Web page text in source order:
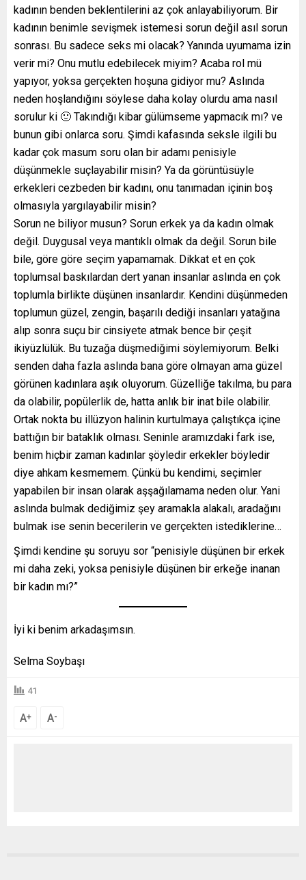
kadının benden beklentilerini az çok anlayabiliyorum. Bir
kadının benimle sevişmek istemesi sorun değil asıl sorun
sonrası. Bu sadece seks mi olacak? Yanında uyumama izin
verir mi? Onu mutlu edebilecek miyim? Acaba rol mü
yapıyor, yoksa gerçekten hoşuna gidiyor mu? Aslında
neden hoşlandığını söylese daha kolay olurdu ama nasıl
sorulur ki 🙂 Takındığı kibar gülümseme yapmacık mı? ve
bunun gibi onlarca soru. Şimdi kafasında seksle ilgili bu
kadar çok masum soru olan bir adamı penisiyle
düşünmekle suçlayabilir misin? Ya da görüntüsüyle
erkekleri cezbeden bir kadını, onu tanımadan içinin boş
olmasıyla yargılayabilir misin?
Sorun ne biliyor musun? Sorun erkek ya da kadın olmak
değil. Duygusal veya mantıklı olmak da değil. Sorun bile
bile, göre göre seçim yapamamak. Dikkat et en çok
toplumsal baskılardan dert yanan insanlar aslında en çok
toplumla birlikte düşünen insanlardır. Kendini düşünmeden
toplumun güzel, zengin, başarılı dediği insanları yatağına
alıp sonra suçu bir cinsiyete atmak bence bir çeşit
ikiyüzlülük. Bu tuzağa düşmediğimi söylemiyorum. Belki
senden daha fazla aslında bana göre olmayan ama güzel
görünen kadınlara aşık oluyorum. Güzelliğe takılma, bu para
da olabilir, popülerlik de, hatta anlık bir inat bile olabilir.
Ortak nokta bu illüzyon halinin kurtulmaya çalıştıkça içine
battığın bir bataklık olması. Seninle aramızdaki fark ise,
benim hiçbir zaman kadınlar şöyledir erkekler böyledir
diye ahkam kesmemem. Çünkü bu kendimi, seçimler
yapabilen bir insan olarak aşşağılamama neden olur. Yani
aslında bulmak dediğimiz şey aramakla alakalı, aradağını
bulmak ise senin becerilerin ve gerçekten istediklerine…
Şimdi kendine şu soruyu sor “penisiyle düşünen bir erkek
mi daha zeki, yoksa penisiyle düşünen bir erkeğe inanan
bir kadın mı?”
İyi ki benim arkadaşımsın.
Selma Soybaşı
41
A+ A-